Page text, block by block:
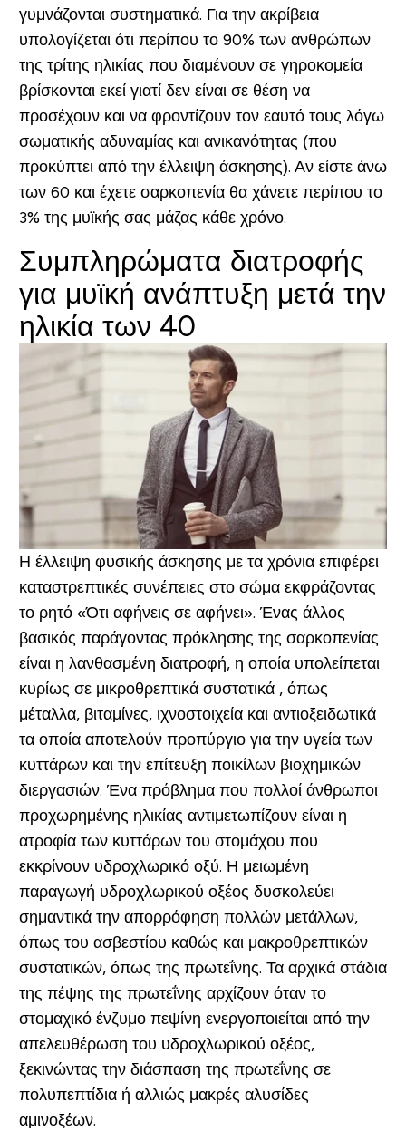
γυμνάζονται συστηματικά. Για την ακρίβεια
υπολογίζεται ότι περίπου το 90% των ανθρώπων
της τρίτης ηλικίας που διαμένουν σε γηροκομεία
βρίσκονται εκεί γιατί δεν είναι σε θέση να
προσέχουν και να φροντίζουν τον εαυτό τους λόγω
σωματικής αδυναμίας και ανικανότητας (που
προκύπτει από την έλλειψη άσκησης). Αν είστε άνω
των 60 και έχετε σαρκοπενία θα χάνετε περίπου το
3% της μυϊκής σας μάζας κάθε χρόνο.
Συμπληρώματα διατροφής
για μυϊκή ανάπτυξη μετά την
ηλικία των 40
Η έλλειψη φυσικής άσκησης με τα χρόνια επιφέρει
καταστρεπτικές συνέπειες στο σώμα εκφράζοντας
το ρητό «Ότι αφήνεις σε αφήνει». Ένας άλλος
βασικός παράγοντας πρόκλησης της σαρκοπενίας
είναι η λανθασμένη διατροφή, η οποία υπολείπεται
κυρίως σε μικροθρεπτικά συστατικά , όπως
μέταλλα, βιταμίνες, ιχνοστοιχεία και αντιοξειδωτικά
τα οποία αποτελούν προπύργιο για την υγεία των
κυττάρων και την επίτευξη ποικίλων βιοχημικών
διεργασιών. Ένα πρόβλημα που πολλοί άνθρωποι
προχωρημένης ηλικίας αντιμετωπίζουν είναι η
ατροφία των κυττάρων του στομάχου που
εκκρίνουν υδροχλωρικό οξύ. Η μειωμένη
παραγωγή υδροχλωρικού οξέος δυσκολεύει
σημαντικά την απορρόφηση πολλών μετάλλων,
όπως του ασβεστίου καθώς και μακροθρεπτικών
συστατικών, όπως της πρωτεΐνης. Τα αρχικά στάδια
της πέψης της πρωτεΐνης αρχίζουν όταν το
στομαχικό ένζυμο πεψίνη ενεργοποιείται από την
απελευθέρωση του υδροχλωρικού οξέος,
ξεκινώντας την διάσπαση της πρωτεΐνης σε
πολυπεπτίδια ή αλλιώς μακρές αλυσίδες
αμινοξέων.